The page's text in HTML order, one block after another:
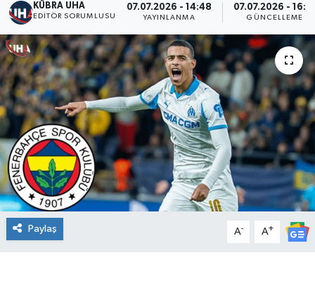
KÜBRA UHA
EDİTÖR SORUMLUSU
07.07.2026 - 14:48
YAYINLANMA
07.07.2026 -
GÜNCELLEME
Paylaş A- A+